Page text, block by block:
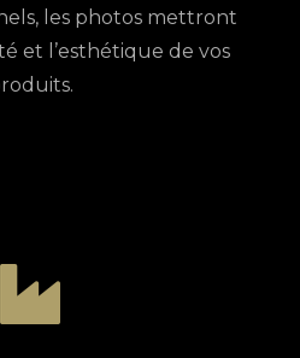
les photos mettront
et l’esthétique de vos